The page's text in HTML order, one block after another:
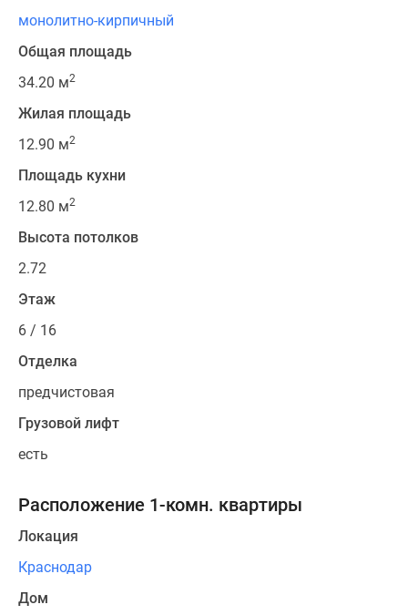
монолитно-кирпичный
Общая площадь
34.20 м2
Жилая площадь
12.90 м2
Площадь кухни
12.80 м2
Высота потолков
2.72
Этаж
6 / 16
Отделка
предчистовая
Грузовой лифт
есть
Расположение 1-комн. квартиры
Локация
Краснодар
Дом